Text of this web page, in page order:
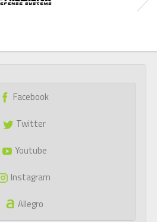
Facebook
Twitter
Youtube
Instagram
Allegro